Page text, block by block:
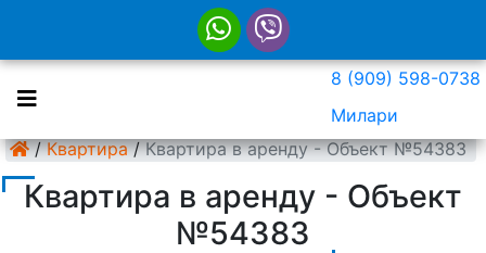
8 (909) 598-0738
Милари
/ Квартира / Квартира в аренду - Объект №54383
Квартира в аренду - Объект
№54383